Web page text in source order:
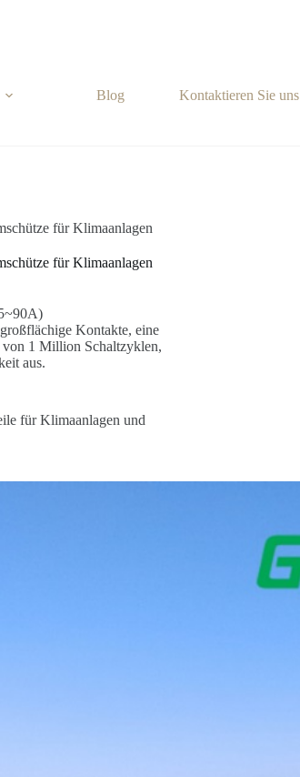
Blog Kontaktieren Sie uns
für Klimaanlagen
für Klimaanlagen
Kontakte, eine
von 1 Million Schaltzyklen,
aus.
für Klimaanlagen und